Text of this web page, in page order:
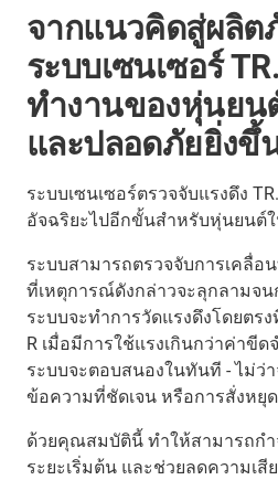
จากแนวคิดสู่ผลิ
ระบบเซนเซอร์
ทำงานของหุ่นย
และปลอดภัยยิ่งขึ้
ระบบเซนเซอร์ตรวจจับแรงดึง
อัจฉริยะไปอีกขั้นสำหรับหุ่นยนต์
ระบบสามารถตรวจจับการเคลื่
ที่เหตุการณ์ดังกล่าวจะลุกลามจ
ระบบจะทำการวัดแรงดึงโดยตร
R เมื่อมีการใช้แรงเกินกว่าค่าขี
ระบบจะตอบสนองในทันที - ไม่ว่า
ข้อความที่ชัดเจน หรือการสั่งหยุ
ด้วยคุณสมบัตินี้ ทำให้สามารถกำ
ระยะเริ่มต้น และช่วยลดความเสี